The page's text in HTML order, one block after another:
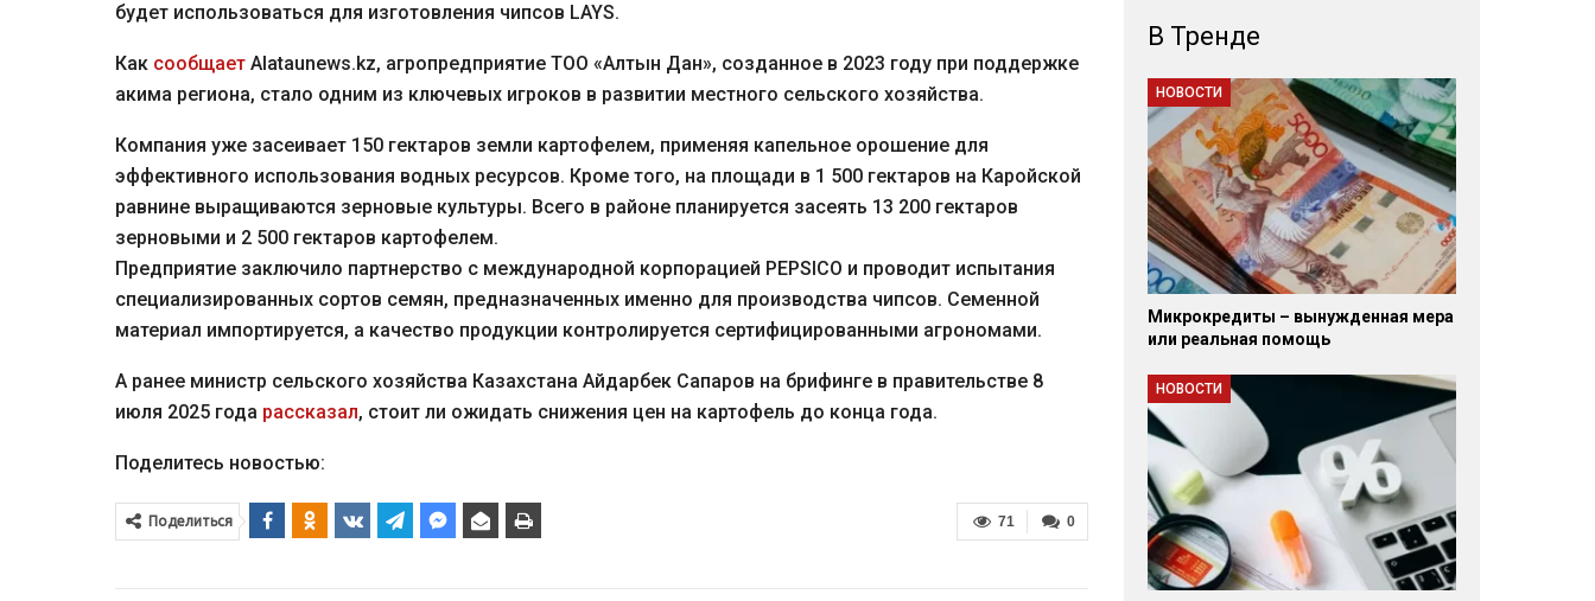
будет использоваться для изготовления чипсов LAYS.
Как сообщает Alataunews.kz, агропредприятие ТОО «Алтын Дан», созданное в 2023 году при поддержке
акима региона, стало одним из ключевых игроков в развитии местного сельского хозяйства.
Компания уже засеивает 150 гектаров земли картофелем, применяя капельное орошение для
эффективного использования водных ресурсов. Кроме того, на площади в 1 500 гектаров на Каройской
равнине выращиваются зерновые культуры. Всего в районе планируется засеять 13 200 гектаров
зерновыми и 2 500 гектаров картофелем.
Предприятие заключило партнерство с международной корпорацией PEPSICO и проводит испытания
специализированных сортов семян, предназначенных именно для производства чипсов. Семенной
материал импортируется, а качество продукции контролируется сертифицированными агрономами.
А ранее министр сельского хозяйства Казахстана Айдарбек Сапаров на брифинге в правительстве 8
июля 2025 года рассказал, стоит ли ожидать снижения цен на картофель до конца года.
Поделитесь новостью:
0
71
Поделиться
В Тренде
НОВОСТИ
Микрокредиты – вынужденная мера
или реальная помощь
НОВОСТИ